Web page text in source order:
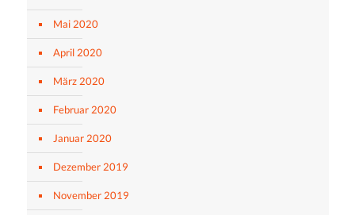
Mai 2020
April 2020
März 2020
Februar 2020
Januar 2020
Dezember 2019
November 2019